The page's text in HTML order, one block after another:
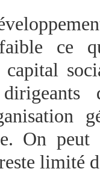
ce
capital
On
limité